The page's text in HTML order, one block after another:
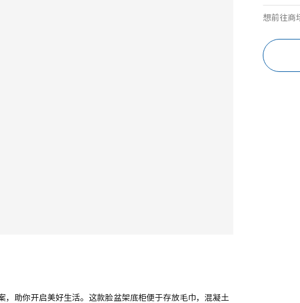
，助你开启美好生活。这款脸盆架底柜便于存放毛巾，混凝土
想前往商